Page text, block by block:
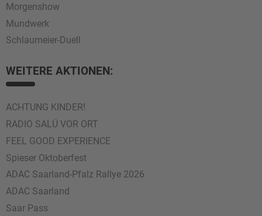
Morgenshow
Mundwerk
Schlaumeier-Duell
WEITERE AKTIONEN:
ACHTUNG KINDER!
RADIO SALÜ VOR ORT
FEEL GOOD EXPERIENCE
Spieser Oktoberfest
ADAC Saarland-Pfalz Rallye 2026
ADAC Saarland
Saar Pass